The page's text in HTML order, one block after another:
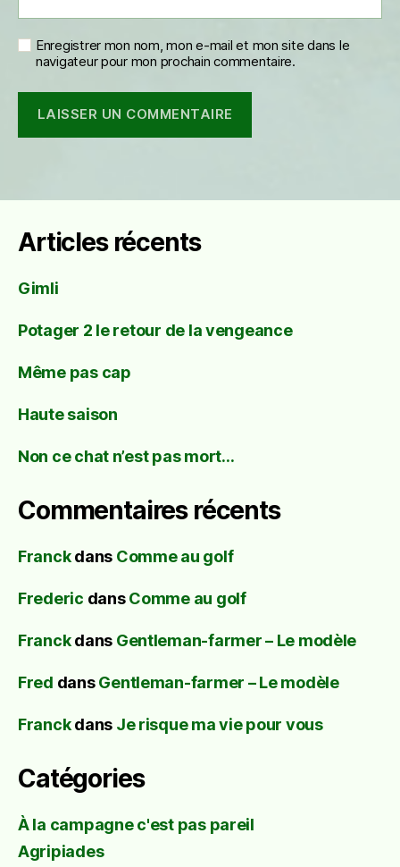
Enregistrer mon nom, mon e-mail et mon site dans le
navigateur pour mon prochain commentaire.
Articles récents
Gimli
Potager 2 le retour de la vengeance
Même pas cap
Haute saison
Non ce chat n’est pas mort…
Commentaires récents
Franckdans Comme au golf
Frederic dansComme au golf
Franckdans Gentleman-farmer – Le modèle
Fred dansGentleman-farmer – Le modèle
Franckdans Je risque ma vie pour vous
Catégories
À la campagne c'est pas pareil
Agripiades